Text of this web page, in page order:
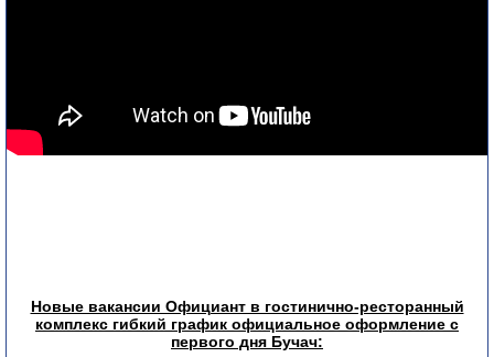
Новые вакансии Официант в гостинично-ресторанный
комплекс гибкий график официальное оформление с
первого дня Бучач: